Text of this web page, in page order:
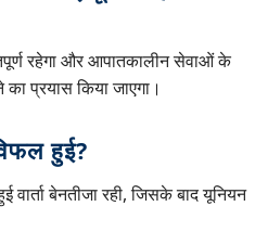
रहेगा और आपातकालीन सेवाओं के
प्रयास किया जाएगा।
हुई?
बेनतीजा रही, जिसके बाद यूनियन